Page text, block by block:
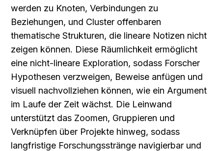
werden zu Knoten, Verbindungen zu
Beziehungen, und Cluster offenbaren
thematische Strukturen, die lineare Notizen nicht
zeigen können. Diese Räumlichkeit ermöglicht
eine nicht-lineare Exploration, sodass Forscher
Hypothesen verzweigen, Beweise anfügen und
visuell nachvollziehen können, wie ein Argument
im Laufe der Zeit wächst. Die Leinwand
unterstützt das Zoomen, Gruppieren und
Verknüpfen über Projekte hinweg, sodass
langfristige Forschungsstränge navigierbar und